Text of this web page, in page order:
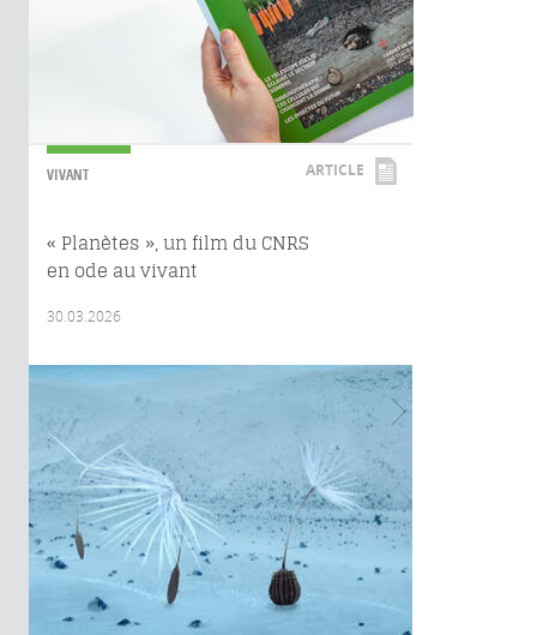
VIVANT ARTICLE
« Planètes », un film du CNRS
en ode au vivant
30.03.2026